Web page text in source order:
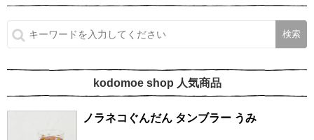
kodomoe shop 人気商品
ノラネコぐんだん タンブラー うみ